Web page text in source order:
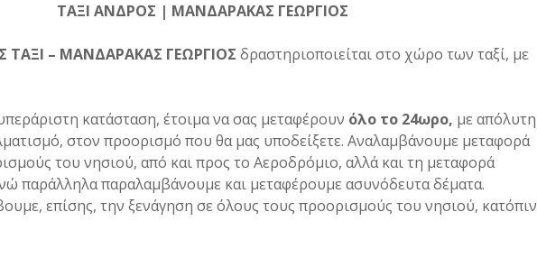
ΤΑΞΙ ΑΝΔΡΟΣ | ΜΑΝΔΑΡΑΚΑΣ ΓΕΩΡΓΙΟΣ
ΤΑΞΙ – ΜΑΝΔΑΡΑΚΑΣ ΓΕΩΡΓΙΟΣ δραστηριοποιείται στο χώρο των ταξί, με
κατάσταση, έτοιμα να σας μεταφέρουν όλο το 24ωρο, με απόλυτη
στον προορισμό που θα μας υποδείξετε. Αναλαμβάνουμε μεταφορά
του νησιού, από και προς το Αεροδρόμιο, αλλά και τη μεταφορά
παράλληλα παραλαμβάνουμε και μεταφέρουμε ασυνόδευτα δέματα.
επίσης, την ξενάγηση σε όλους τους προορισμούς του νησιού, κατόπιν